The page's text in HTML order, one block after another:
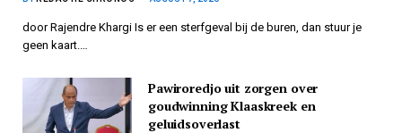
door Rajendre Khargi Is er een sterfgeval bij de buren, dan stuur je
geen kaart.…
Pawiroredjo uit zorgen over
goudwinning Klaaskreek en
geluidsoverlast